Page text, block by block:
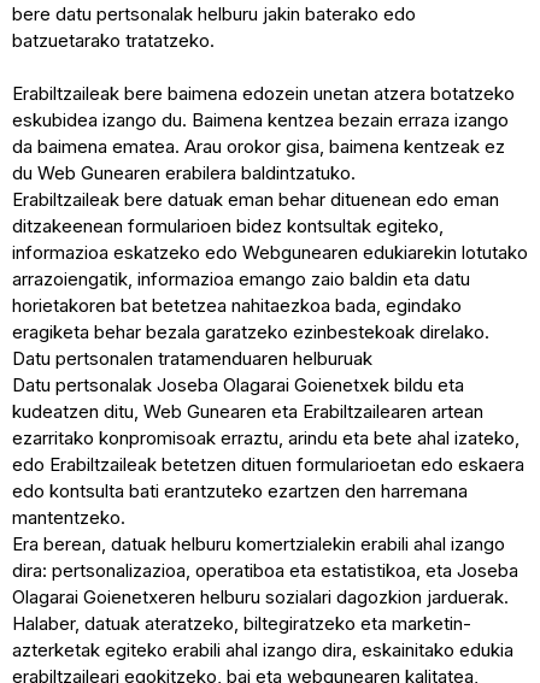
bere datu pertsonalak helburu jakin baterako edo
batzuetarako tratatzeko.
Erabiltzaileak bere baimena edozein unetan atzera botatzeko
eskubidea izango du. Baimena kentzea bezain erraza izango
da baimena ematea. Arau orokor gisa, baimena kentzeak ez
du Web Gunearen erabilera baldintzatuko.
Erabiltzaileak bere datuak eman behar dituenean edo eman
ditzakeenean formularioen bidez kontsultak egiteko,
informazioa eskatzeko edo Webgunearen edukiarekin lotutako
arrazoiengatik, informazioa emango zaio baldin eta datu
horietakoren bat betetzea nahitaezkoa bada, egindako
eragiketa behar bezala garatzeko ezinbestekoak direlako.
Datu pertsonalen tratamenduaren helburuak
Datu pertsonalak Joseba Olagarai Goienetxek bildu eta
kudeatzen ditu, Web Gunearen eta Erabiltzailearen artean
ezarritako konpromisoak erraztu, arindu eta bete ahal izateko,
edo Erabiltzaileak betetzen dituen formularioetan edo eskaera
edo kontsulta bati erantzuteko ezartzen den harremana
mantentzeko.
Era berean, datuak helburu komertzialekin erabili ahal izango
dira: pertsonalizazioa, operatiboa eta estatistikoa, eta Joseba
Olagarai Goienetxeren helburu sozialari dagozkion jarduerak.
Halaber, datuak ateratzeko, biltegiratzeko eta marketin-
azterketak egiteko erabili ahal izango dira, eskainitako edukia
erabiltzaileari egokitzeko, bai eta webgunearen kalitatea,